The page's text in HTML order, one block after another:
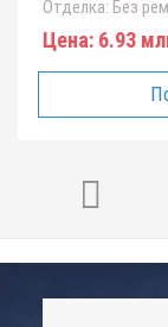
Отделка: Без
Цена: 6.93